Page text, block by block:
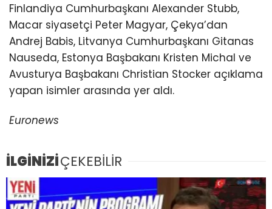
Finlandiya Cumhurbaşkanı Alexander Stubb,
Macar siyasetçi Peter Magyar, Çekya’dan
Andrej Babis, Litvanya Cumhurbaşkanı Gitanas
Nauseda, Estonya Başbakanı Kristen Michal ve
Avusturya Başbakanı Christian Stocker açıklama
yapan isimler arasında yer aldı.
Euronews
İLGİNİZİÇEKEBİLİR